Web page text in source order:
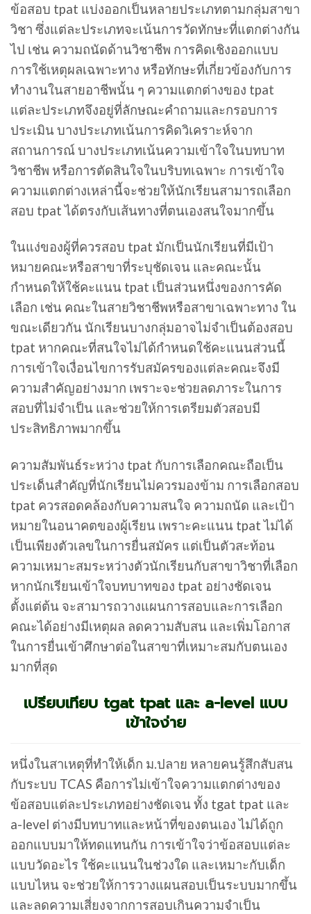
ข้อสอบ tpat แบ่งออกเป็นหลายประเภทตามกลุ่มสาขา
วิชา ซึ่งแต่ละประเภทจะเน้นการวัดทักษะที่แตกต่างกัน
ไป เช่น ความถนัดด้านวิชาชีพ การคิดเชิงออกแบบ
การใช้เหตุผลเฉพาะทาง หรือทักษะที่เกี่ยวข้องกับการ
ทำงานในสายอาชีพนั้น ๆ ความแตกต่างของ tpat
แต่ละประเภทจึงอยู่ที่ลักษณะคำถามและกรอบการ
ประเมิน บางประเภทเน้นการคิดวิเคราะห์จาก
สถานการณ์ บางประเภทเน้นความเข้าใจในบทบาท
วิชาชีพ หรือการตัดสินใจในบริบทเฉพาะ การเข้าใจ
ความแตกต่างเหล่านี้จะช่วยให้นักเรียนสามารถเลือก
สอบ tpat ได้ตรงกับเส้นทางที่ตนเองสนใจมากขึ้น
ในแง่ของผู้ที่ควรสอบ tpat มักเป็นนักเรียนที่มีเป้า
หมายคณะหรือสาขาที่ระบุชัดเจน และคณะนั้น
กำหนดให้ใช้คะแนน tpat เป็นส่วนหนึ่งของการคัด
เลือก เช่น คณะในสายวิชาชีพหรือสาขาเฉพาะทาง ใน
ขณะเดียวกัน นักเรียนบางกลุ่มอาจไม่จำเป็นต้องสอบ
tpat หากคณะที่สนใจไม่ได้กำหนดใช้คะแนนส่วนนี้
การเข้าใจเงื่อนไขการรับสมัครของแต่ละคณะจึงมี
ความสำคัญอย่างมาก เพราะจะช่วยลดภาระในการ
สอบที่ไม่จำเป็น และช่วยให้การเตรียมตัวสอบมี
ประสิทธิภาพมากขึ้น
ความสัมพันธ์ระหว่าง tpat กับการเลือกคณะถือเป็น
ประเด็นสำคัญที่นักเรียนไม่ควรมองข้าม การเลือกสอบ
tpat ควรสอดคล้องกับความสนใจ ความถนัด และเป้า
หมายในอนาคตของผู้เรียน เพราะคะแนน tpat ไม่ได้
เป็นเพียงตัวเลขในการยื่นสมัคร แต่เป็นตัวสะท้อน
ความเหมาะสมระหว่างตัวนักเรียนกับสาขาวิชาที่เลือก
หากนักเรียนเข้าใจบทบาทของ tpat อย่างชัดเจน
ตั้งแต่ต้น จะสามารถวางแผนการสอบและการเลือก
คณะได้อย่างมีเหตุผล ลดความสับสน และเพิ่มโอกาส
ในการยื่นเข้าศึกษาต่อในสาขาที่เหมาะสมกับตนเอง
มากที่สุด
เปรียบเทียบ tgat tpat และ a-level แบบ
เข้าใจง่าย
หนึ่งในสาเหตุที่ทำให้เด็ก ม.ปลาย หลายคนรู้สึกสับสน
กับระบบ TCAS คือการไม่เข้าใจความแตกต่างของ
ข้อสอบแต่ละประเภทอย่างชัดเจน ทั้ง tgat tpat และ
a-level ต่างมีบทบาทและหน้าที่ของตนเอง ไม่ได้ถูก
ออกแบบมาให้ทดแทนกัน การเข้าใจว่าข้อสอบแต่ละ
แบบวัดอะไร ใช้คะแนนในช่วงใด และเหมาะกับเด็ก
แบบไหน จะช่วยให้การวางแผนสอบเป็นระบบมากขึ้น
และลดความเสี่ยงจากการสอบเกินความจำเป็น